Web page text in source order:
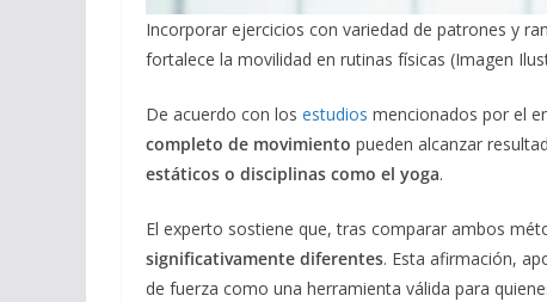
Incorporar ejercicios con variedad de patrones y
fortalece la movilidad en rutinas físicas (Imagen
De acuerdo con los estudios mencionados por el
completo de movimiento pueden alcanzar
estáticos o disciplinas como el yoga.
El experto sostiene que, tras comparar ambos
significativamente diferentes. Esta afirmación,
de fuerza como una herramienta válida para